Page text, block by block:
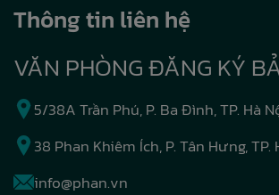
Thông tin liên hệ
VĂN PHÒNG ĐĂNG KÝ
5/38A Trần Phú, P. Ba Đình, TP. Hà
38 Phan Khiêm Ích, P. Tân Hưng, TP.
info@phan.vn